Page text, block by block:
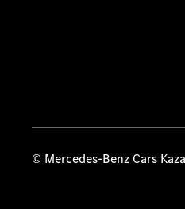
© Mercedes-Benz Cars